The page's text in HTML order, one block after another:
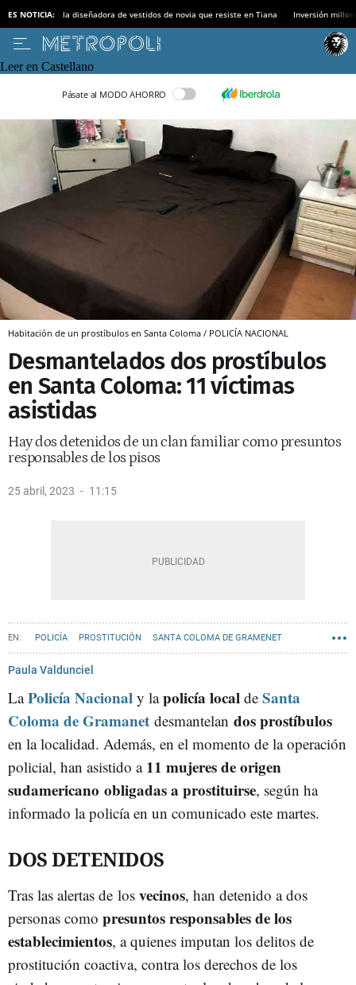
ES NOTICIA: la diseñadora de vestidos de novia que resiste en Tiana Inversión
Leer en Castellano
Pásate al MODO AHORRO
Habitación de un prostíbulos en Santa Coloma / POLICÍA NACIONAL
Desmantelados dos prostíbulos
en Santa Coloma: 11 víctimas
asistidas
Hay dos detenidos de un clan familiar como presuntos
responsables de los pisos
25 abril, 2023 11:15
POLICÍA PROSTITUCIÓN SANTA COLOMA DE GRAMENET
Paula Valdunciel
LaPolicía Nacional y lapolicía local de Santa
Coloma de Gramanet desmantelan dos prostíbulos
en la localidad. Además, en el momento de la operación
policial, han asistido a 11 mujeres de origen
sudamericano obligadas a prostituirse, según ha
informado la policía en un comunicado este martes.
DOS DETENIDOS
Tras las alertas de los vecinos, han detenido a dos
personas como presuntos responsables de los
establecimientos, a quienes imputan los delitos de
prostitución coactiva, contra los derechos de los